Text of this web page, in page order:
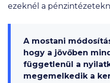
ezeknél a
A mostani
hogy a jövőben
függetlenül a
megemelkedik a